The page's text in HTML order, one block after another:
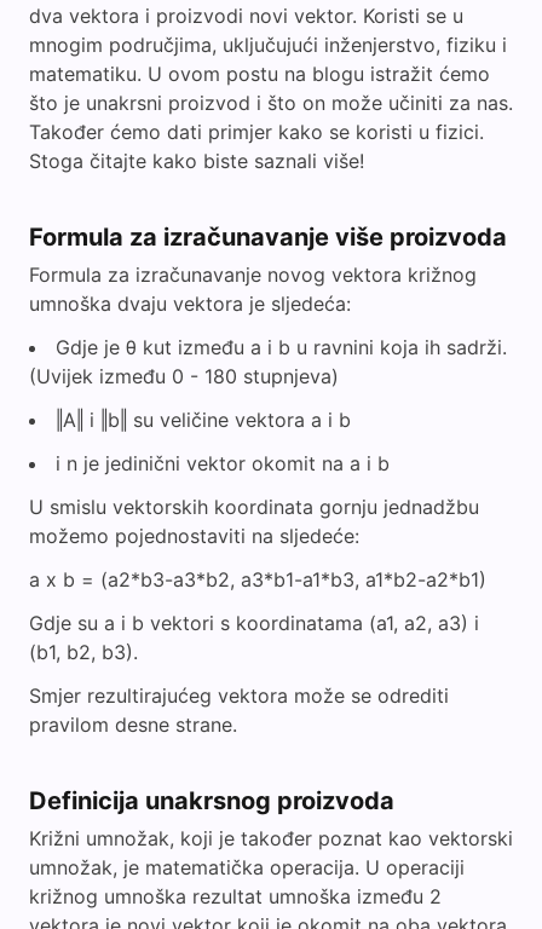
dva vektora i proizvodi novi vektor. Koristi se u
mnogim područjima, uključujući inženjerstvo, fiziku i
matematiku. U ovom postu na blogu istražit ćemo
što je unakrsni proizvod i što on može učiniti za nas.
Također ćemo dati primjer kako se koristi u fizici.
Stoga čitajte kako biste saznali više!
Formula za izračunavanje više proizvoda
Formula za izračunavanje novog vektora križnog
umnoška dvaju vektora je sljedeća:
Gdje je θ kut između a i b u ravnini koja ih sadrži.
(Uvijek između 0 - 180 stupnjeva)
‖A‖ i ‖b‖ su veličine vektora a i b
i n je jedinični vektor okomit na a i b
U smislu vektorskih koordinata gornju jednadžbu
možemo pojednostaviti na sljedeće:
a x b = (a2*b3-a3*b2, a3*b1-a1*b3, a1*b2-a2*b1)
Gdje su a i b vektori s koordinatama (a1, a2, a3) i
(b1, b2, b3).
Smjer rezultirajućeg vektora može se odrediti
pravilom desne strane.
Definicija unakrsnog proizvoda
Križni umnožak, koji je također poznat kao vektorski
umnožak, je matematička operacija. U operaciji
križnog umnoška rezultat umnoška između 2